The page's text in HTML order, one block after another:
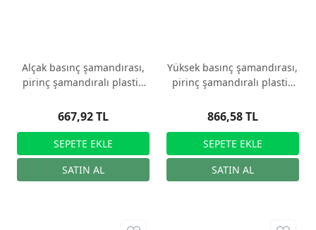
Alçak basınç şamandırası,
pirinç şamandıralı plastik
667,92 TL
Yüksek basınç şamandırası,
pirinç şamandıralı plastik
866,58 TL